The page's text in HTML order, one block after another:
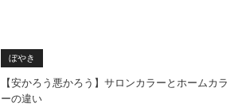
ぼやき
【安かろう悪かろう】サロンカラーとホームカラ
ーの違い